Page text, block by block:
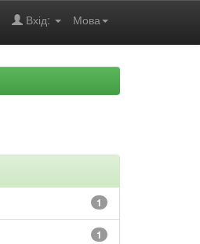
Мова
Вхід:
1
1